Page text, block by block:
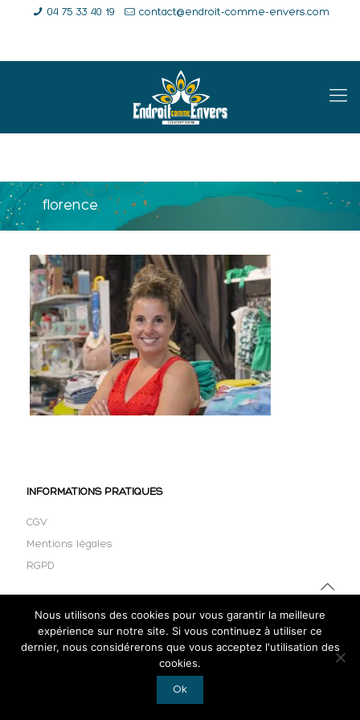
04 75 33 40 19 contact@endroit-comme-envers.com
florence
INFORMATIONS PRATIQUES
CGV
Mentions légales
RGPD
Nous utilisons des cookies pour vous garantir la meilleure
expérience sur notre site. Si vous continuez à utiliser ce
dernier, nous considérerons que vous acceptez l'utilisation des
cookies.
Ok